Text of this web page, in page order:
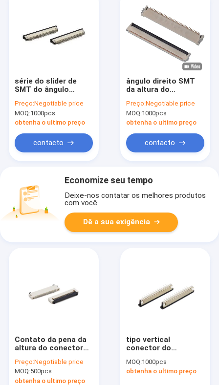
série do slider de
SMT do ângulo
conector 2.5mm
3.0mm do passo FFC
FPC de 1.0mm
Preço:Negotiable price
MOQ:1000pcs
obtenha o ultimo preço
contacto
ângulo direito SMT
da altura do
passo FFC FPC de
0.5mm 4~96
circuitos
Preço:Negotiable price
MOQ:1000pcs
obtenha o ultimo preço
contacto
Economize seu tempo
Deixe-nos contatar os melhores produtos
com você.
Dê a sua exigência
Contato da pena da
altura do conector
UL94V-0 1.5mm ZIF
SMT FFC FPC
Preço:Negotiable price
MOQ:500pcs
obtenha o ultimo preço
tipo vertical
conector do
FPC do passo 32 de
1.0mm de cabo de
MOQ:1000pcs
obtenha o ultimo preço